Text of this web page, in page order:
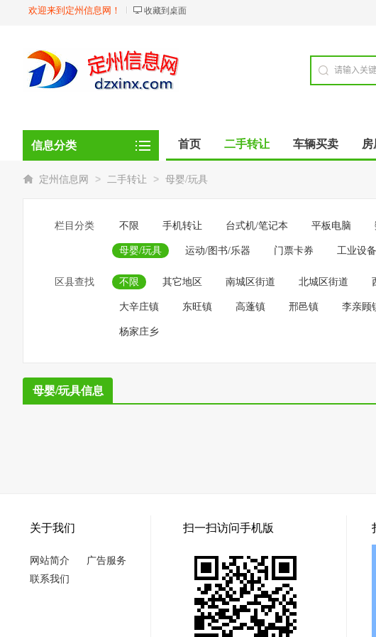
欢迎来到定州信息网！ 收藏到桌面
信息分类 首页 二手转让 车辆买卖
商品
定州信息网 > 二手转让 > 母婴/玩具
栏目分类 不限 手机转让 台式机/笔记本 平板电脑
母婴/玩具 运动/图书/乐器 门票卡券 工业设备
区县查找 不限 其它地区 南城区街道 北城区街道
大辛庄镇 东旺镇 高蓬镇 邢邑镇 李亲顾
杨家庄乡
母婴/玩具信息
关于我们
网站简介
广告服务
联系我们
扫一扫访问手机版